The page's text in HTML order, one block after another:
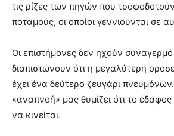
τις ρίζες των πηγών που
ποταμούς, οι οποίοι γεννιούνται σε
Οι επιστήμονες δεν ηχούν
διαπιστώνουν ότι η μεγαλύτερη
έχει ένα δεύτερο ζευγάρι
«αναπνοή» μας θυμίζει ότι το
να κινείται.